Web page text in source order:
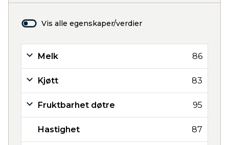
Vis alle egenskaper/verdier
Melk 86
Kjøtt 83
Fruktbarhet døtre 95
Hastighet 87